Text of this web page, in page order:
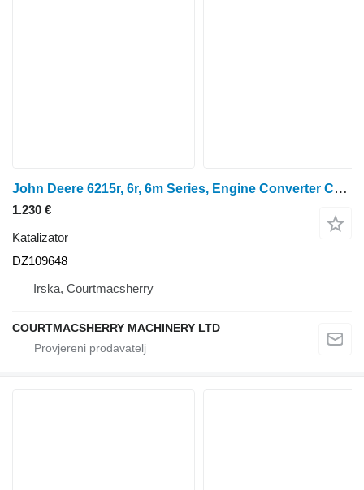
John Deere 6215r, 6r, 6m Series, Engine Converter Catalyser Dz109648 DZ109648 katalizator za 6215R traktora na kotačima
1.230 €
Katalizator
DZ109648
Irska, Courtmacsherry
COURTMACSHERRY MACHINERY LTD